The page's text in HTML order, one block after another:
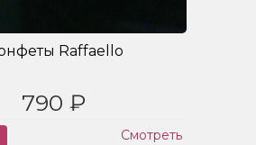
Raffaello
790 ₽
Смотреть